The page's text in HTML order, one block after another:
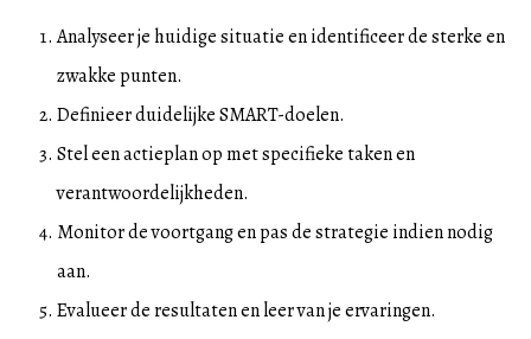
Analyseer je huidige situatie en identificeer de sterke en
zwakke punten.
Definieer duidelijke SMART-doelen.
Stel een actieplan op met specifieke taken en
verantwoordelijkheden.
Monitor de voortgang en pas de strategie indien nodig
aan.
Evalueer de resultaten en leer van je ervaringen.